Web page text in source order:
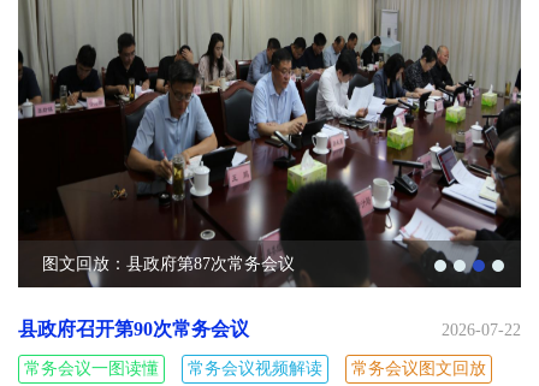
图文回放：县政府第87次常务会议
县政府召开第90次常务会议 2026-07-22
常务会议一图读懂 常务会议视频解读 常务会议图文回放